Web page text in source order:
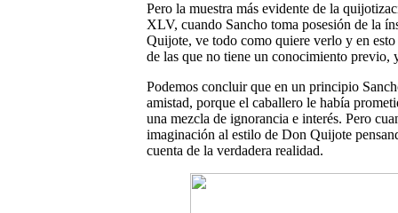
Pero la muestra más evidente de la
XLV, cuando Sancho toma posesión de la
Quijote, ve todo como quiere verlo y en
de las que no tiene un conocimiento previo,
Podemos concluir que en un principio
amistad, porque el caballero le había
una mezcla de ignorancia e interés. Pero
imaginación al estilo de Don Quijote
cuenta de la verdadera realidad.